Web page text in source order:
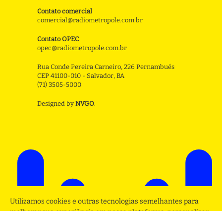
Contato comercial
comercial@radiometropole.com.br
Contato OPEC
opec@radiometropole.com.br
Rua Conde Pereira Carneiro, 226 Pernambués
CEP 41100-010 - Salvador, BA
(71) 3505-5000
Designed by NVGO.
Utilizamos cookies e outras tecnologias semelhantes para